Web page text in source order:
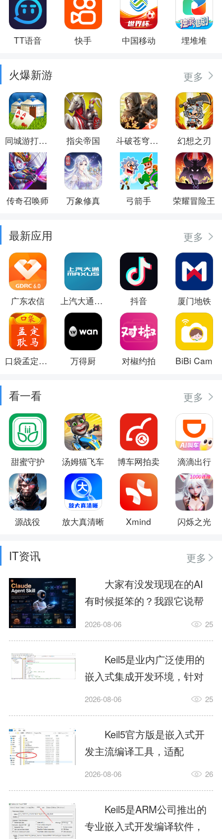
TT语音 快手 中国移动 埋堆堆
火爆新游 更多
同城游打大尖 指尖帝国 斗破苍穹：异火重燃 幻想之刃
传奇召唤师 万象修真 弓箭手 荣耀冒险王
最新应用 更多
广东农信 上汽大通MAXUS 抖音 厦门地铁
口袋孟定耿马 万得厨 对椒约拍 BiBi Cam
看一看 更多
甜蜜守护 汤姆猫飞车 博车网拍卖 滴滴出行
源战役 放大真清晰 Xmind 闪烁之光
IT资讯
更多
大家有没发现现在的AI
有时候挺笨的？我跟它说帮
我订个明天早上的闹钟，它
这样？因为AI，就是个只会
耍嘴皮子的书呆子。它脑子
里有海量知识，但没有真正
激发出来实力。而
AgentSkill，就是给AI大脑装
上的一双机械手，它真的能
解决很多问题。1什么是
AgentSkillSkill指...
2026-08-06 25
Keil5是业内广泛使用的
嵌入式集成开发环境，针对
ARM、51内核单片机提供编
力，代码编译稳定，调试工
具成熟，大量开源项目基于
该平台开发。新项目需要单
独下载对应芯片支持包，新
手配置难度较高，正版商业
授权费用不菲，未授权版本
存在程序容量限制，适合硬
2026-08-06 25
Keil5官方版是嵌入式开
发主流编译工具，适配
STM32、51单片机等多款芯
在线调试、代码仿真，兼容
众多厂商芯片安装包。软件
需要手动添加器件库，初次
2026-08-06 26
Keil5是ARM公司推出的
专业嵌入式开发编译软件，